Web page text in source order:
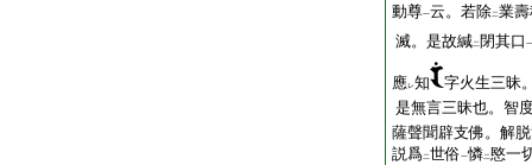
動尊一云。若除二業
滅。是故緘二 閉其口 一
應レ知
字火生三昧
是無言三昧也。智
薩聲聞辟支佛。解
説爲二世俗 一憐二愍一